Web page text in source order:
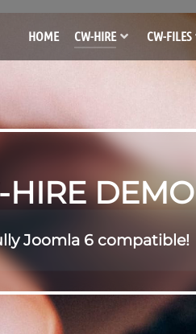
HOME CW-HIRE CW-FILES
HIRE DEMO
Joomla 6 compatible!